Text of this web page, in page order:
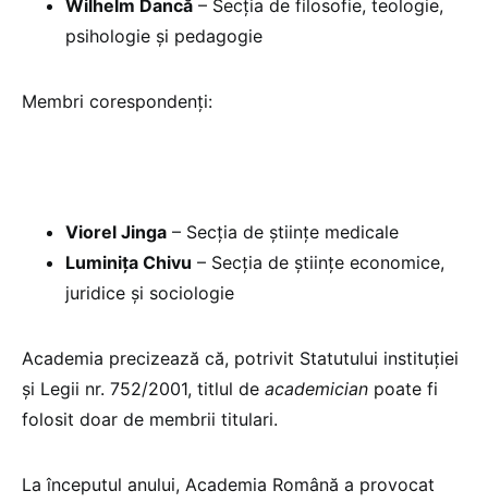
Wilhelm Dancă – Secția de filosofie, teologie,
psihologie și pedagogie
Membri corespondenți:
Viorel Jinga – Secția de științe medicale
Luminița Chivu – Secția de științe economice,
juridice și sociologie
Academia precizează că, potrivit Statutului instituției
și Legii nr. 752/2001, titlul de academician poate fi
folosit doar de membrii titulari.
La începutul anului, Academia Română a provocat